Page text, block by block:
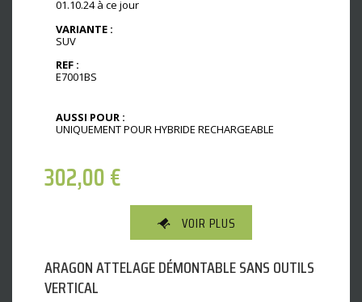
01.10.24 à ce jour
VARIANTE :
SUV
REF :
E7001BS
AUSSI POUR :
UNIQUEMENT POUR HYBRIDE RECHARGEABLE
302,00€
VOIR PLUS
ARAGON ATTELAGE DÉMONTABLE SANS OUTILS
VERTICAL